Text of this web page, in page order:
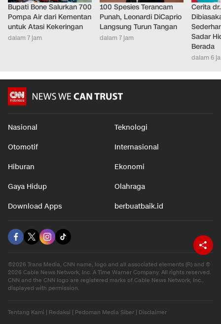
Bupati Bone Salurkan 700
Pompa Air dari Kementan
untuk Atasi Kekeringan
dalam 7 jam
100 Spesies Terancam
Punah, Leonardi DiCaprio
Langsung Turun Tangan
dalam 7 jam
Cerita
Sadar
Berada
dalam 6
Nasional Teknologi
Otomotif Internasional
Hiburan Ekonomi
Gaya Hidup Olahraga
Download Apps berbuatbaik.id
©2026 Trans Media, CNN name, logo and all associated elements (R) and ©
2026 Cable News Network, Inc. A Time Warner Company. All rights reserved.
CNN and the CNN logo are registered marks of Cable News Network, Inc.,
displayed with permission.
Tentang Kami Redaksi Pedoman Media Siber Disclaimer